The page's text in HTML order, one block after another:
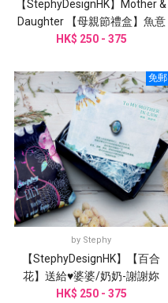
【StephyDesignHK】Mother &
Daughter 【母親節禮盒】魚意
花絲巾、絲巾扣
HK$ 250 - 375
免郵
by Stephy
【StephyDesignHK】【百合
花】送給♥婆婆/奶奶-謝謝妳
♥【母親節禮物】
HK$ 250 - 375